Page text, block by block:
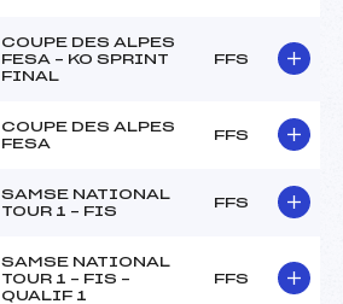
COUPE DES ALPES
FESA – KO SPRINT
FINAL
FFS
COUPE DES ALPES
FESA
FFS
SAMSE NATIONAL
TOUR 1 – FIS
FFS
SAMSE NATIONAL
TOUR 1 – FIS –
QUALIF 1
FFS